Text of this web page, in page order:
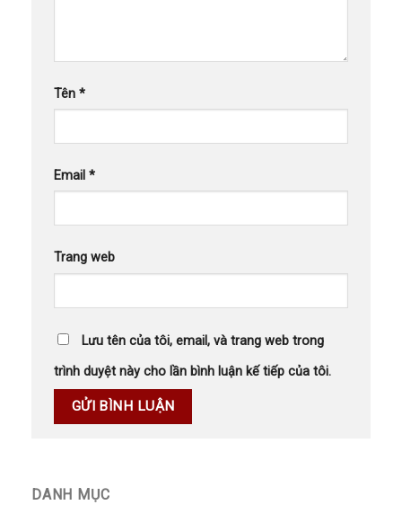
Tên *
Email *
Trang web
Lưu tên của tôi, email, và trang web trong
trình duyệt này cho lần bình luận kế tiếp của tôi.
DANH MỤC